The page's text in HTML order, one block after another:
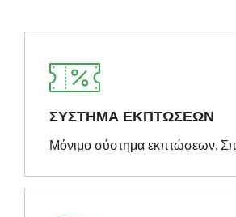
ΣΥΣΤΗΜΑ ΕΚΠΤΩΣΕΩΝ
Μόνιμο σύστημα εκπτώσεων.